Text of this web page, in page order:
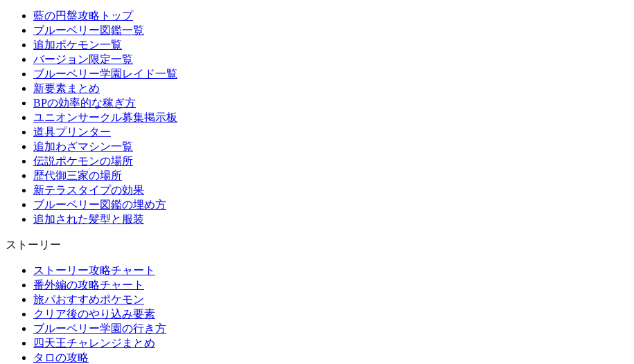
藍の円盤攻略トップ
ブルーベリー図鑑一覧
追加ポケモン一覧
バージョン限定一覧
ブルーベリー学園レイド一覧
新要素まとめ
BPの効率的な稼ぎ方
ユニオンサークル募集掲示板
道具プリンター
追加わざマシン一覧
伝説ポケモンの場所
歴代御三家の場所
新テラスタイプの効果
ブルーベリー図鑑の埋め方
追加された髪型と服装
ストーリー
ストーリー攻略チャート
番外編の攻略チャート
旅パおすすめポケモン
クリア後のやり込み要素
ブルーベリー学園の行き方
四天王チャレンジまとめ
タロの攻略